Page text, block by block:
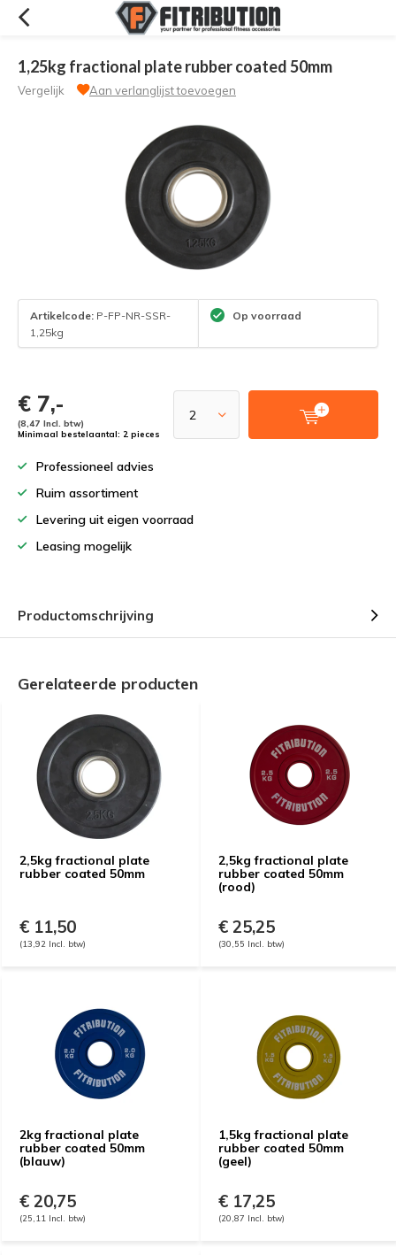
1,25kg fractional plate rubber coated 50mm
Vergelijk Aan verlanglijst toevoegen
Artikelcode: P-FP-NR-SSR-
1,25kg
Op voorraad
€ 7,-
(8,47 Incl. btw)
Minimaal bestelaantal: 2 pieces
Professioneel advies
Ruim assortiment
Levering uit eigen voorraad
Leasing mogelijk
Productomschrijving
Gerelateerde producten
2,5kg fractional plate
rubber coated 50mm
€ 11,50
(13,92 Incl. btw)
2,5kg fractional plate
rubber coated 50mm
(rood)
€ 25,25
(30,55 Incl. btw)
2kg fractional plate
rubber coated 50mm
(blauw)
€ 20,75
(25,11 Incl. btw)
1,5kg fractional plate
rubber coated 50mm
(geel)
€ 17,25
(20,87 Incl. btw)